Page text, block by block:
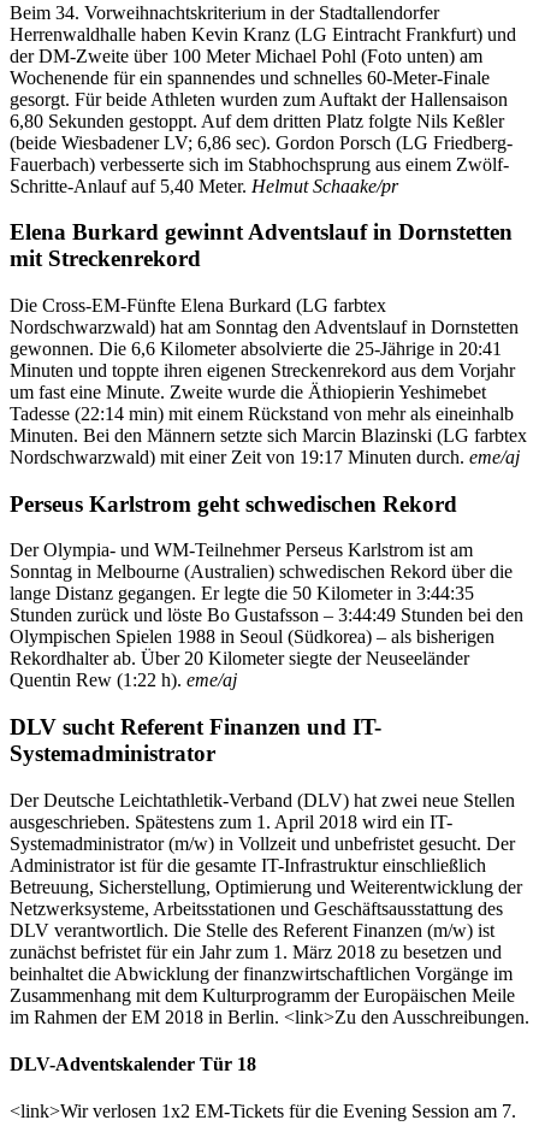
Beim 34. Vorweihnachtskriterium in der Stadtallendorfer
Herrenwaldhalle haben Kevin Kranz (LG Eintracht Frankfurt) und
der DM-Zweite über 100 Meter Michael Pohl (Foto unten) am
Wochenende für ein spannendes und schnelles 60-Meter-Finale
gesorgt. Für beide Athleten wurden zum Auftakt der Hallensaison
6,80 Sekunden gestoppt. Auf dem dritten Platz folgte Nils Keßler
(beide Wiesbadener LV; 6,86 sec). Gordon Porsch (LG Friedberg-
Fauerbach) verbesserte sich im Stabhochsprung aus einem Zwölf-
Schritte-Anlauf auf 5,40 Meter. Helmut Schaake/pr
Elena Burkard gewinnt Adventslauf in Dornstetten
mit Streckenrekord
Die Cross-EM-Fünfte Elena Burkard (LG farbtex
Nordschwarzwald) hat am Sonntag den Adventslauf in Dornstetten
gewonnen. Die 6,6 Kilometer absolvierte die 25-Jährige in 20:41
Minuten und toppte ihren eigenen Streckenrekord aus dem Vorjahr
um fast eine Minute. Zweite wurde die Äthiopierin Yeshimebet
Tadesse (22:14 min) mit einem Rückstand von mehr als eineinhalb
Minuten. Bei den Männern setzte sich Marcin Blazinski (LG farbtex
Nordschwarzwald) mit einer Zeit von 19:17 Minuten durch. eme/aj
Perseus Karlstrom geht schwedischen Rekord
Der Olympia- und WM-Teilnehmer Perseus Karlstrom ist am
Sonntag in Melbourne (Australien) schwedischen Rekord über die
lange Distanz gegangen. Er legte die 50 Kilometer in 3:44:35
Stunden zurück und löste Bo Gustafsson – 3:44:49 Stunden bei den
Olympischen Spielen 1988 in Seoul (Südkorea) – als bisherigen
Rekordhalter ab. Über 20 Kilometer siegte der Neuseeländer
Quentin Rew (1:22 h). eme/aj
DLV sucht Referent Finanzen und IT-
Systemadministrator
Der Deutsche Leichtathletik-Verband (DLV) hat zwei neue Stellen
ausgeschrieben. Spätestens zum 1. April 2018 wird ein IT-
Systemadministrator (m/w) in Vollzeit und unbefristet gesucht. Der
Administrator ist für die gesamte IT-Infrastruktur einschließlich
Betreuung, Sicherstellung, Optimierung und Weiterentwicklung der
Netzwerksysteme, Arbeitsstationen und Geschäftsausstattung des
DLV verantwortlich. Die Stelle des Referent Finanzen (m/w) ist
zunächst befristet für ein Jahr zum 1. März 2018 zu besetzen und
beinhaltet die Abwicklung der finanzwirtschaftlichen Vorgänge im
Zusammenhang mit dem Kulturprogramm der Europäischen Meile
im Rahmen der EM 2018 in Berlin. <link>Zu den Ausschreibungen.
DLV-Adventskalender Tür 18
<link>Wir verlosen 1x2 EM-Tickets für die Evening Session am 7.